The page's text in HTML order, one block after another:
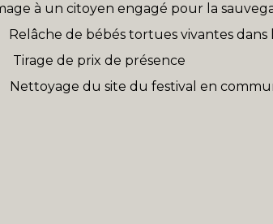
à un citoyen engagé pour la
de bébés tortues vivantes dans
Tirage de prix de présence
du site du festival en